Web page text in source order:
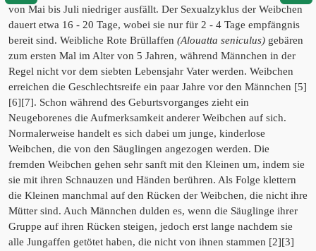
von Mai bis Juli niedriger ausfällt. Der Sexualzyklus der Weibchen
dauert etwa 16 - 20 Tage, wobei sie nur für 2 - 4 Tage empfängnis
bereit sind. Weibliche Rote Brüllaffen (Alouatta seniculus) gebären
zum ersten Mal im Alter von 5 Jahren, während Männchen in der
Regel nicht vor dem siebten Lebensjahr Vater werden. Weibchen
erreichen die Geschlechtsreife ein paar Jahre vor den Männchen [5]
[6][7]. Schon während des Geburtsvorganges zieht ein
Neugeborenes die Aufmerksamkeit anderer Weibchen auf sich.
Normalerweise handelt es sich dabei um junge, kinderlose
Weibchen, die von den Säuglingen angezogen werden. Die
fremden Weibchen gehen sehr sanft mit den Kleinen um, indem sie
sie mit ihren Schnauzen und Händen berühren. Als Folge klettern
die Kleinen manchmal auf den Rücken der Weibchen, die nicht ihre
Mütter sind. Auch Männchen dulden es, wenn die Säuglinge ihrer
Gruppe auf ihren Rücken steigen, jedoch erst lange nachdem sie
alle Jungaffen getötet haben, die nicht von ihnen stammen [2][3]